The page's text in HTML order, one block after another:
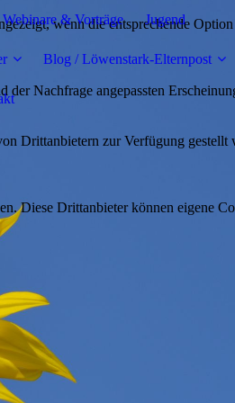
Webinare & Vorträge Jugend
Blog / Löwenstark-Elternpost
wenn die entsprechende
Nachfrage angepassten
Drittanbietern zur Verfügung gestellt
Diese Drittanbieter können eigene